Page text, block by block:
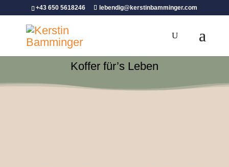
+43 650 5618246 lebendig@kerstinbamminger.com
Koffer für’s Leben